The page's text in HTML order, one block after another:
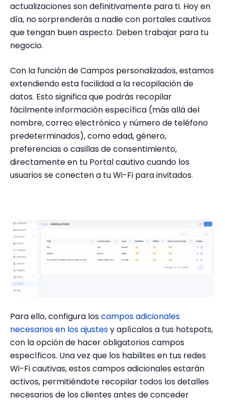
actualizaciones son definitivamente para ti. Hoy en
día, no sorprenderás a nadie con portales cautivos
que tengan buen aspecto. Deben trabajar para tu
negocio.
Con la función de Campos personalizados, estamos
extendiendo esta facilidad a la recopilación de
datos. Esto significa que podrás recopilar
fácilmente información específica (más allá del
nombre, correo electrónico y número de teléfono
predeterminados), como edad, género,
preferencias o casillas de consentimiento,
directamente en tu Portal cautivo cuando los
usuarios se conecten a tu Wi-Fi para invitados.
Para ello, configura loscampos adicionales
necesarios en los ajustesy aplícalos a tus hotspots,
con la opción de hacer obligatorios campos
específicos. Una vez que los habilites en tus redes
Wi-Fi cautivas, estos campos adicionales estarán
activos, permitiéndote recopilar todos los detalles
necesarios de los clientes antes de conceder